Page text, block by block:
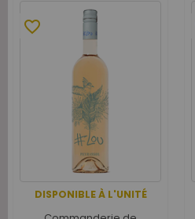
DISPONIBLE À L'UNITÉ
favorite_border